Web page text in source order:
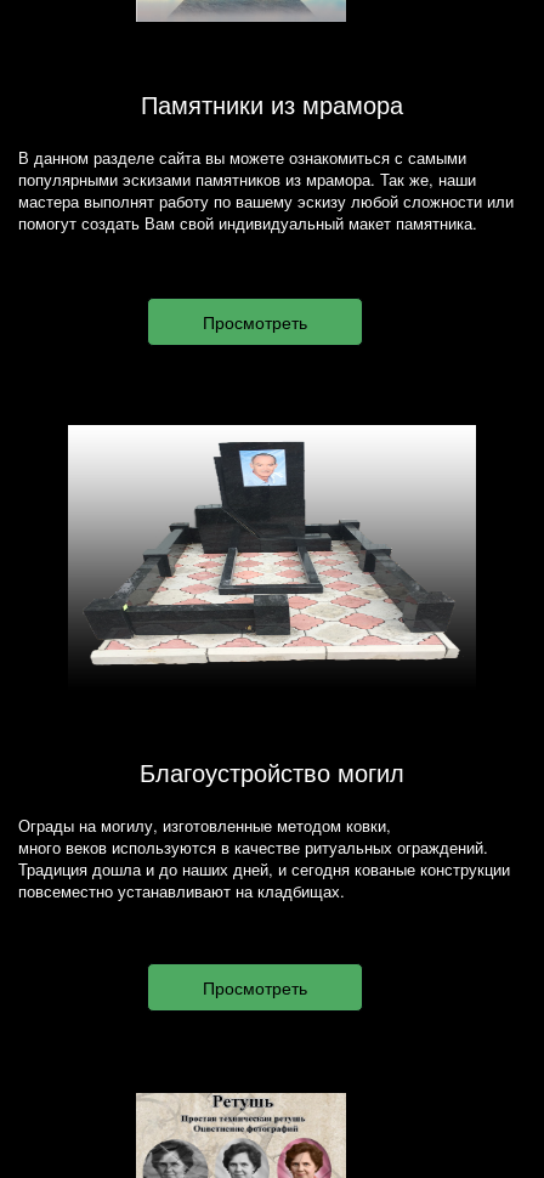
Памятники из мрамора
В данном разделе сайта вы можете ознакомиться с самыми
популярными эскизами памятников из мрамора. Так же, наши
мастера выполнят работу по вашему эскизу любой сложности или
помогут создать Вам свой индивидуальный макет памятника.
Благоустройство могил
Ограды на могилу, изготовленные методом ковки,
много веков используются в качестве ритуальных ограждений.
Традиция дошла и до наших дней, и сегодня кованые конструкции
повсеместно устанавливают на кладбищах.